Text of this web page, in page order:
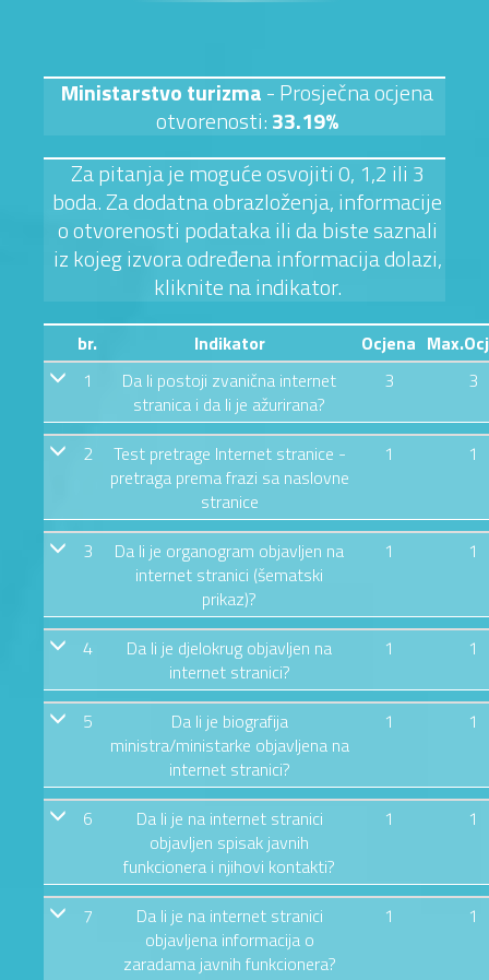
Ministarstvo turizma- Prosječna ocjena
otvorenosti:33.19%
Za pitanja je moguće osvojiti 0, 1,2 ili 3
boda. Za dodatna obrazloženja, informacije
o otvorenosti podataka ili da biste saznali
iz kojeg izvora određena informacija dolazi,
kliknite na indikator.
br. Indikator Ocjena
1
Da li postoji zvanična internet
stranica i da li je ažurirana?
3 3
2
Test pretrage Internet stranice -
pretraga prema frazi sa naslovne
stranice
1 1
3
Da li je organogram objavljen na
internet stranici (šematski
prikaz)?
1 1
4
Da li je djelokrug objavljen na
internet stranici?
1 1
5
Da li je biografija
ministra/ministarke objavljena na
internet stranici?
1 1
6
Da li je na internet stranici
objavljen spisak javnih
funkcionera i njihovi kontakti?
1 1
7
Da li je na internet stranici
objavljena informacija o
zaradama javnih funkcionera?
1 1